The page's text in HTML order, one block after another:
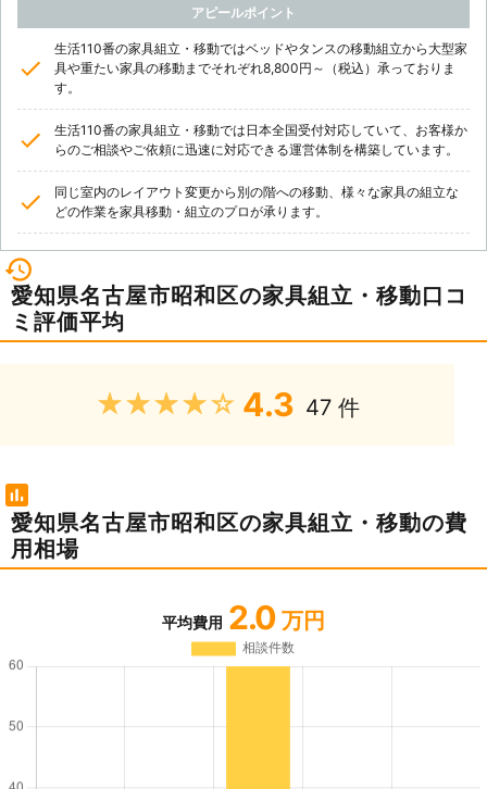
アピールポイント
生活110番の家具組立・移動ではベッドやタンスの移動組立から大型家
具や重たい家具の移動までそれぞれ8,800円～（税込）承っておりま
す。
生活110番の家具組立・移動では日本全国受付対応していて、お客様か
らのご相談やご依頼に迅速に対応できる運営体制を構築しています。
同じ室内のレイアウト変更から別の階への移動、様々な家具の組立な
どの作業を家具移動・組立のプロが承ります。
愛知県名古屋市昭和区の家具組立・移動口コ
ミ評価平均
★★★★★ 4.3 47 件
愛知県名古屋市昭和区の家具組立・移動の費
用相場
平均費用 2.0 万円